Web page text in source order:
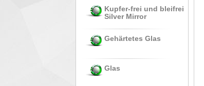
Kupfer-frei und bleifrei
Silver Mirror
Gehärtetes Glas
Glas